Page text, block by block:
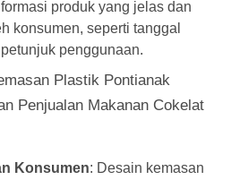
produk yang jelas dan
konsumen, seperti tanggal
penggunaan.
Plastik Pontianak
Penjualan Makanan Cokelat
Konsumen: Desain kemasan